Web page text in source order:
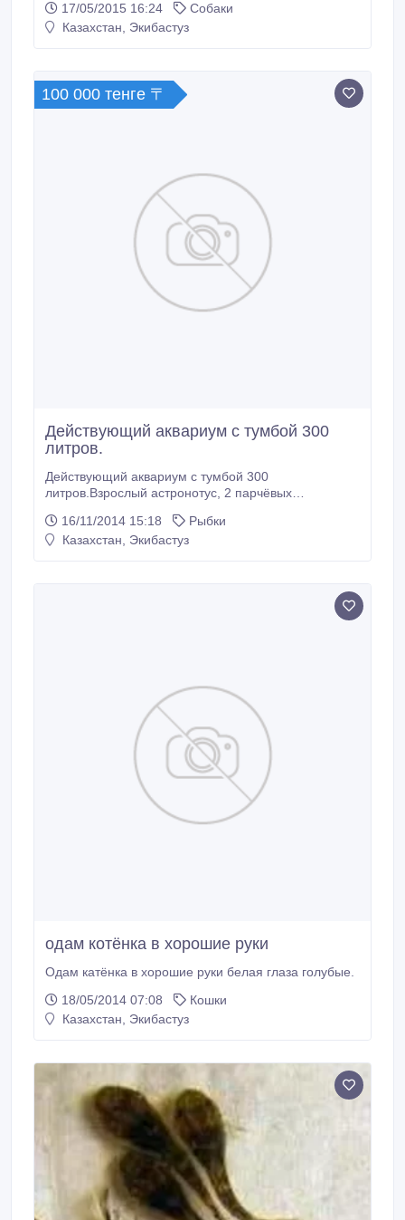
17/05/2015 16:24
Собаки
Казахстан, Экибастуз
100 000 тенге 〒
Действующий аквариум с тумбой 300
литров.
Действующий аквариум с тумбой 300
литров.Взрослый астронотус, 2 парчёвых
треугольный 80литров-за угловой диван-20т.т.
16/11/2014 15:18
Рыбки
Казахстан, Экибастуз
одам котёнка в хорошие руки
Одам катёнка в хорошие руки белая глаза голубые.
18/05/2014 07:08
Кошки
Казахстан, Экибастуз